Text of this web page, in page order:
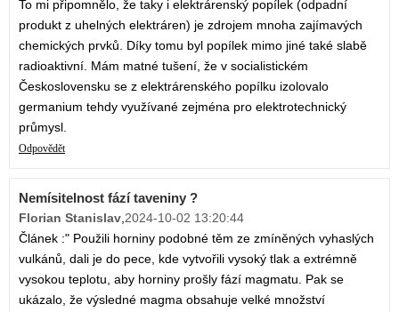
To mi připomnělo, že taky i elektrárenský popílek (odpadní
produkt z uhelných elektráren) je zdrojem mnoha zajímavých
chemických prvků. Díky tomu byl popílek mimo jiné také slabě
radioaktivní. Mám matné tušení, že v socialistickém
Československu se z elektrárenského popílku izolovalo
germanium tehdy využívané zejména pro elektrotechnický
průmysl.
Odpovědět
Nemísitelnost fází taveniny ?
Florian Stanislav 2024-10-02 13:20:44
Článek :" Použili horniny podobné těm ze zmíněných vyhaslých
vulkánů, dali je do pece, kde vytvořili vysoký tlak a extrémně
vysokou teplotu, aby horniny prošly fází magmatu. Pak se
ukázalo, že výsledné magma obsahuje velké množství